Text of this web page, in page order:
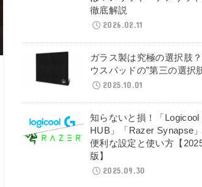
徹底解説
2026.02.11
ガラス製は究極の選択肢
ウスパッドの”第三の選択
2025.10.01
知らないと損！「Logicool
HUB」「Razer Synapse
便利な設定と使い方【
版】
2025.09.30